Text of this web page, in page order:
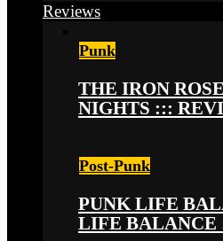
Reviews
Punk
THE IRON
NIGHTS :::
Post-Punk
PUNK LIFE
LIFE BALANCE